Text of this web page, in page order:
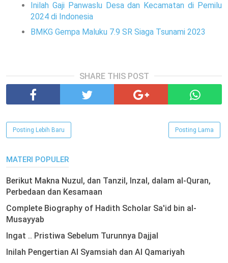
Inilah Gaji Panwaslu Desa dan Kecamatan di Pemilu
2024 di Indonesia
BMKG Gempa Maluku 7.9 SR Siaga Tsunami 2023
SHARE THIS POST
Posting Lebih Baru Posting Lama
MATERI POPULER
Berikut Makna Nuzul, dan Tanzil, Inzal, dalam al-Quran,
Perbedaan dan Kesamaan
Complete Biography of Hadith Scholar Sa'id bin al-
Musayyab
Ingat .. Pristiwa Sebelum Turunnya Dajjal
Inilah Pengertian Al Syamsiah dan Al Qamariyah